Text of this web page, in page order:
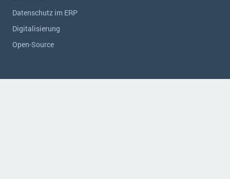
Datenschutz im ERP
Digitalisierung
Open-Source